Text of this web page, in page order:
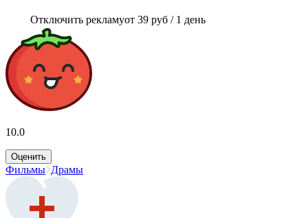
Отключить рекламуот 39 руб / 1 день
10.0
Оценить
Фильмы Драмы